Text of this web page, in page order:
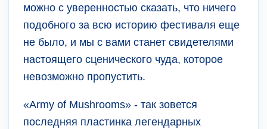
можно с уверенностью сказать, что ничего
подобного за всю историю фестиваля еще
не было, и мы с вами станет свидетелями
настоящего сценического чуда, которое
невозможно пропустить.
«Army of Mushrooms» - так зовется
последняя пластинка легендарных